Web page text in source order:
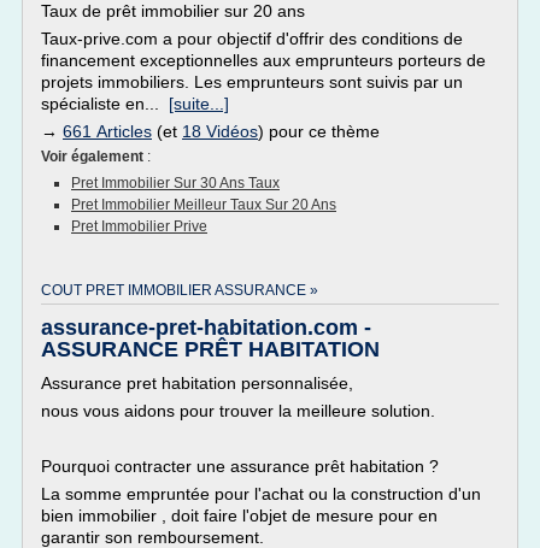
Taux de prêt immobilier sur 20 ans
Taux-prive.com a pour objectif d'offrir des conditions de
financement exceptionnelles aux emprunteurs porteurs de
projets immobiliers. Les emprunteurs sont suivis par un
spécialiste en... [suite...]
→ 661 Articles (et 18 Vidéos) pour ce thème
Voir également :
Pret Immobilier Sur 30 Ans Taux
Pret Immobilier Meilleur Taux Sur 20 Ans
Pret Immobilier Prive
COUT PRET IMMOBILIER ASSURANCE »
assurance-pret-habitation.com -
ASSURANCE PRÊT HABITATION
Assurance pret habitation personnalisée,
nous vous aidons pour trouver la meilleure solution.
Pourquoi contracter une assurance prêt habitation ?
La somme empruntée pour l'achat ou la construction d'un
bien immobilier , doit faire l'objet de mesure pour en
garantir son remboursement.